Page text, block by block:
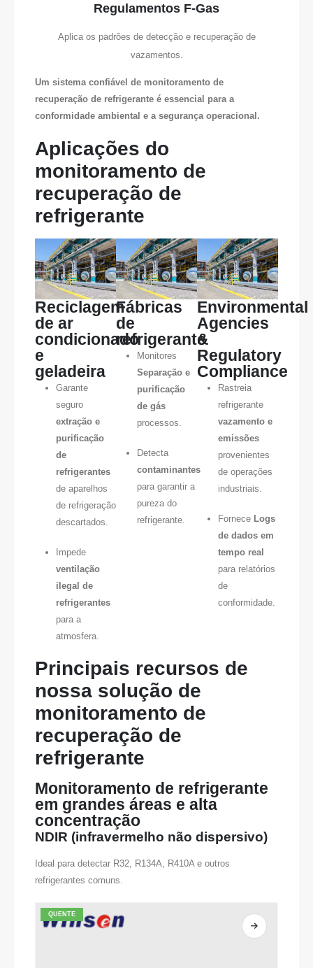
Regulamentos F-Gas
Aplica os padrões de detecção e recuperação de
vazamentos.
Um sistema confiável de monitoramento de
recuperação de refrigerante é essencial para a
conformidade ambiental e a segurança operacional.
Aplicações do
monitoramento de
recuperação de
refrigerante
Reciclagem
de ar
condicionado
e
geladeira
Garante
seguro
extração e
purificação
de
refrigerantes
de aparelhos
de refrigeração
descartados.
Impede
ventilação
ilegal de
refrigerantes
para a
atmosfera.
Fábricas
de
refrigerante
Monitores
Separação e
purificação
de gás
processos.
Detecta
contaminantes
para garantir a
pureza do
refrigerante.
Environmental
Agencies
&
Regulatory
Compliance
Rastreia
refrigerante
vazamento e
emissões
provenientes
de operações
industriais.
Fornece Logs
de dados em
tempo real
para relatórios
de
conformidade.
Principais recursos de
nossa solução de
monitoramento de
recuperação de
refrigerante
Monitoramento de refrigerante
em grandes áreas e alta
concentração
NDIR (infravermelho não dispersivo)
Ideal para detectar R32, R134A, R410A e outros
refrigerantes comuns.
QUENTE